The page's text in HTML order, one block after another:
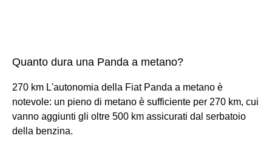
Quanto dura una Panda a metano?
270 km L'autonomia della Fiat Panda a metano è
notevole: un pieno di metano è sufficiente per 270 km, cui
vanno aggiunti gli oltre 500 km assicurati dal serbatoio
della benzina.